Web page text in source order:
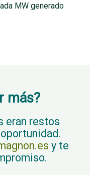
MW generado
más?
eran restos
y te